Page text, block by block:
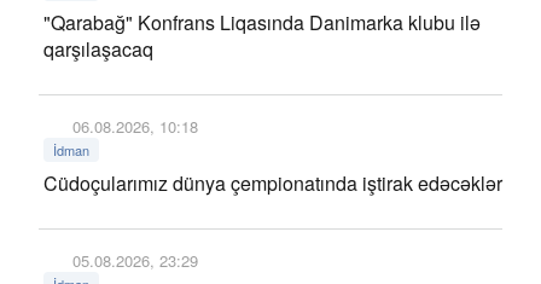
"Qarabağ" Konfrans Liqasında Danimarka klubu ilə
qarşılaşacaq
06.08.2026, 10:18
İdman
Cüdoçularımız dünya çempionatında iştirak edəcəklər
05.08.2026, 23:29